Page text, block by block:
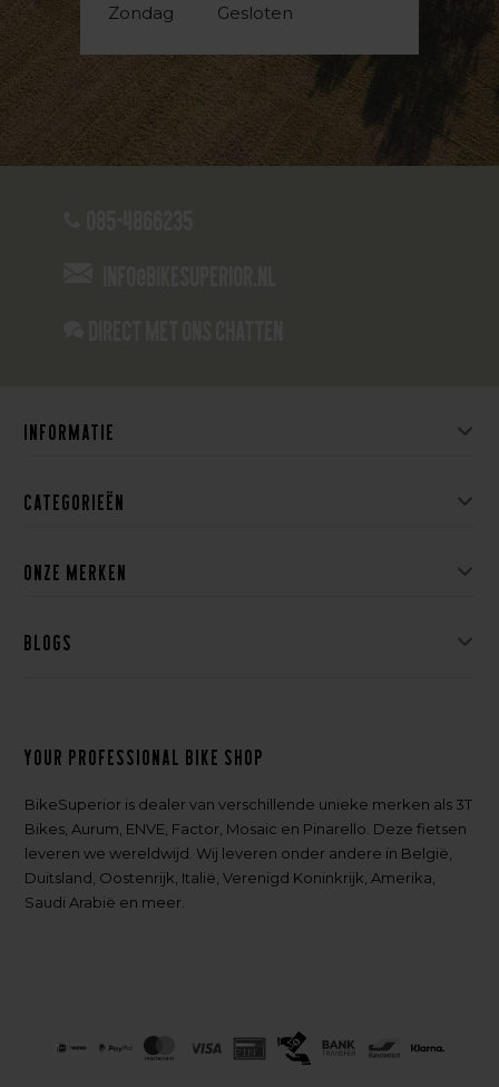
Zondag
Gesloten
Informatie
Categorieën
Onze merken
Blogs
Your professional bike shop
BikeSuperior is dealer van verschillende unieke merken als 3T
Bikes, Aurum, ENVE, Factor, Mosaic en Pinarello. Deze fietsen
leveren we wereldwijd. Wij leveren onder andere in België,
Duitsland, Oostenrijk, Italië, Verenigd Koninkrijk, Amerika,
Saudi Arabië en meer.